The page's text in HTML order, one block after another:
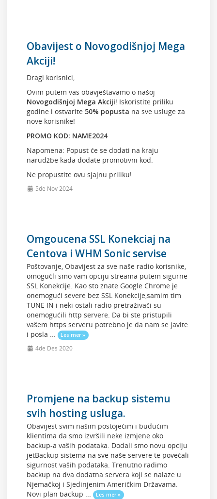
Obavijest o Novogodišnjoj Mega
Akciji!
Dragi korisnici,
Ovim putem vas obavještavamo o našoj
Novogodišnjoj Mega Akciji! Iskoristite priliku
godine i ostvarite 50% popusta na sve usluge za
nove korisnike!
PROMO KOD: NAME2024
Napomena: Popust će se dodati na kraju
narudžbe kada dodate promotivni kod.
Ne propustite ovu sjajnu priliku!
5de Nov 2024
Omgoucena SSL Konekciaj na
Centova i WHM Sonic servise
Poštovanje, Obavijest za sve naše radio korisnike,
omogućli smo vam opciju streama putem sigurne
SSL Konekcije. Kao sto znate Google Chrome je
onemogući severe bez SSL Konekcije,samim tim
TUNE IN i neki ostali radio pretraživači su
onemogućili http servere. Da bi ste pristupili
vašem https serveru potrebno je da nam se javite
i posla ...
Les mer »
4de Des 2020
Promjene na backup sistemu
svih hosting usluga.
Obavijest svim našim postojećim i budućim
klientima da smo izvršili neke izmjene oko
backup-a vaših podataka. Dodali smo novu opciju
jetBackup sistema na sve naše servere te povećali
sigurnost vaših podataka. Trenutno radimo
backup na dva dodatna servera koji se nalaze u
Njemačkoj i Sjedinjenim Američkim Državama.
Novi plan backup ...
Les mer »